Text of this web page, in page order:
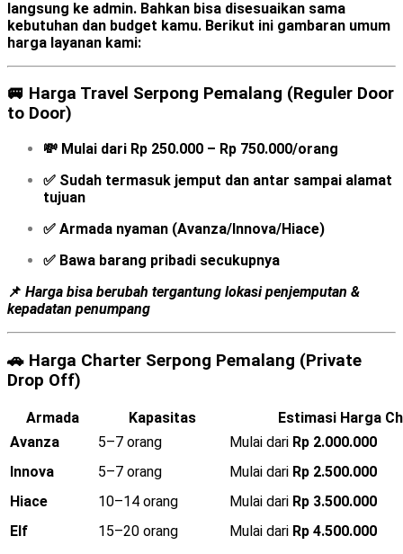
langsung ke admin. Bahkan bisa disesuaikan sama
kebutuhan dan budget kamu. Berikut ini gambaran umum
harga layanan kami:
🚐 Harga Travel Serpong Pemalang (Reguler Door
to Door)
💸 Mulai dari Rp 250.000 – Rp 750.000/orang
✅ Sudah termasuk jemput dan antar sampai alamat
tujuan
✅ Armada nyaman (Avanza/Innova/Hiace)
✅ Bawa barang pribadi secukupnya
📌 Harga bisa berubah tergantung lokasi penjemputan &
kepadatan penumpang
🚗 Harga Charter Serpong Pemalang (Private
Drop Off)
Armada Kapasitas
Estimasi Harga
Avanza
5–7 orang Mulai dari Rp 2.000.000
Innova
5–7 orang Mulai dari Rp 2.500.000
Hiace
10–14 orang Mulai dari Rp 3.500.000
Elf
15–20 orang Mulai dari Rp 4.500.000